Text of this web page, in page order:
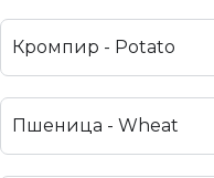
Кромпир - Potato
Пшеница - Wheat